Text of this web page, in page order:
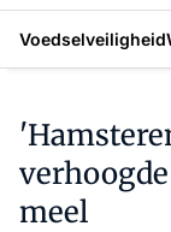
Voedselveiligheid
meel